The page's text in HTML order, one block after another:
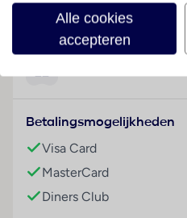
toegankelijke
beschikt over faciliteiten
liften. Op het terrein van
faciliteiten behoren een
dienst, een transferservice,
wasservice, een
ook van de
Betalingsmogelijkheden
Visa Card
MasterCard
Diners Club
Alle cookies
accepteren